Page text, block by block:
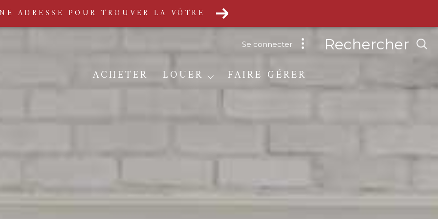
ADRESSE POUR TROUVER LA VÔTRE
Se connecter Rechercher
ACHETER LOUER
Déposer votre dossier de location
FAIRE GÉRER